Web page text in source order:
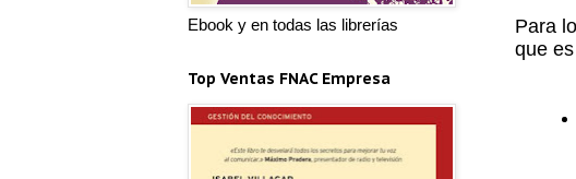
Para
que
Ebook y en todas las librerías
Top Ventas FNAC Empresa